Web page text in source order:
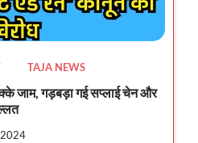
TAJA NEWS
जाम, गड़बड़ा गई सप्लाई चेन और